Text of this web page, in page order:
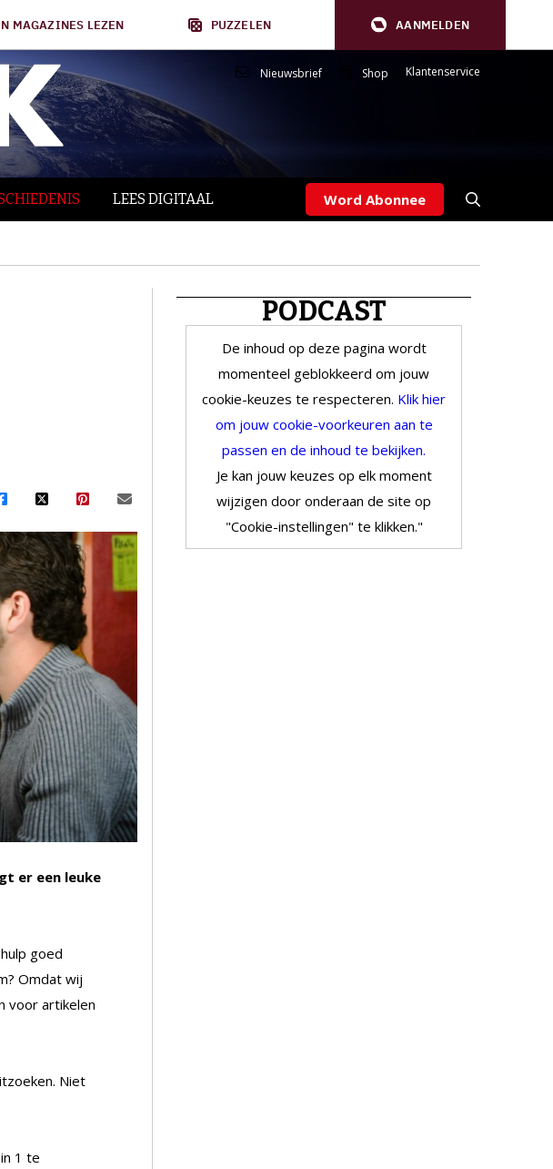
MAGAZINES LEZEN PUZZELEN AANMELDEN
Nieuwsbrief Shop Klantenservice
LEES DIGITAAL Word Abonnee
er een leuke
goed
Omdat wij
voor artikelen
Niet
1 te
PODCAST
De inhoud op deze pagina wordt
momenteel geblokkeerd om jouw
cookie-keuzes te respecteren. Klik hier
om jouw cookie-voorkeuren aan te
passen en de inhoud te bekijken.
Je kan jouw keuzes op elk moment
wijzigen door onderaan de site op
"Cookie-instellingen" te klikken."